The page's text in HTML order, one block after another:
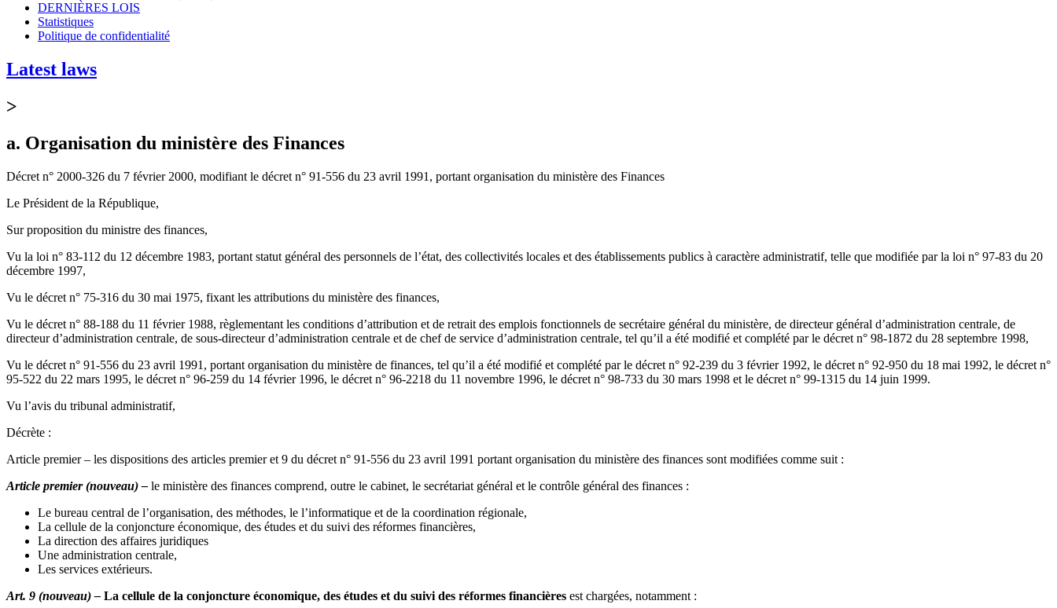
DERNIÈRES LOIS
Statistiques
Politique de confidentialité
Latest laws
>
a. Organisation du ministère des Finances
Décret n° 2000-326 du 7 février 2000, modifiant le décret n° 91-556 du 23 avril 1991, portant organisation du ministère des Finances
Le Président de la République,
Sur proposition du ministre des finances,
Vu la loi n° 83-112 du 12 décembre 1983, portant statut général des personnels de l’état, des collectivités locales et des établissements publics à caractère administratif, telle que modifiée par la loi n° 97-83 du 20
décembre 1997,
Vu le décret n° 75-316 du 30 mai 1975, fixant les attributions du ministère des finances,
Vu le décret n° 88-188 du 11 février 1988, règlementant les conditions d’attribution et de retrait des emplois fonctionnels de secrétaire général du ministère, de directeur général d’administration centrale, de
directeur d’administration centrale, de sous-directeur d’administration centrale et de chef de service d’administration centrale, tel qu’il a été modifié et complété par le décret n° 98-1872 du 28 septembre 1998,
Vu le décret n° 91-556 du 23 avril 1991, portant organisation du ministère de finances, tel qu’il a été modifié et complété par le décret n° 92-239 du 3 février 1992, le décret n° 92-950 du 18 mai 1992, le décret n°
95-522 du 22 mars 1995, le décret n° 96-259 du 14 février 1996, le décret n° 96-2218 du 11 novembre 1996, le décret n° 98-733 du 30 mars 1998 et le décret n° 99-1315 du 14 juin 1999.
Vu l’avis du tribunal administratif,
Décrète :
Article premier – les dispositions des articles premier et 9 du décret n° 91-556 du 23 avril 1991 portant organisation du ministère des finances sont modifiées comme suit :
Article premier (nouveau) – le ministère des finances comprend, outre le cabinet, le secrétariat général et le contrôle général des finances :
Le bureau central de l’organisation, des méthodes, le l’informatique et de la coordination régionale,
La cellule de la conjoncture économique, des études et du suivi des réformes financières,
La direction des affaires juridiques
Une administration centrale,
Les services extérieurs.
Art. 9 (nouveau) – La cellule de la conjoncture économique, des études et du suivi des réformes financières est chargées, notamment :